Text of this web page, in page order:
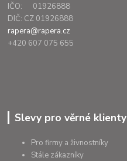
IČO: 01926888
DIČ: CZ 01926888
rapera@rapera.cz
+420 607 075 655
Slevy pro věrné klienty
Pro firmy a živnostníky
Stále zákazníky